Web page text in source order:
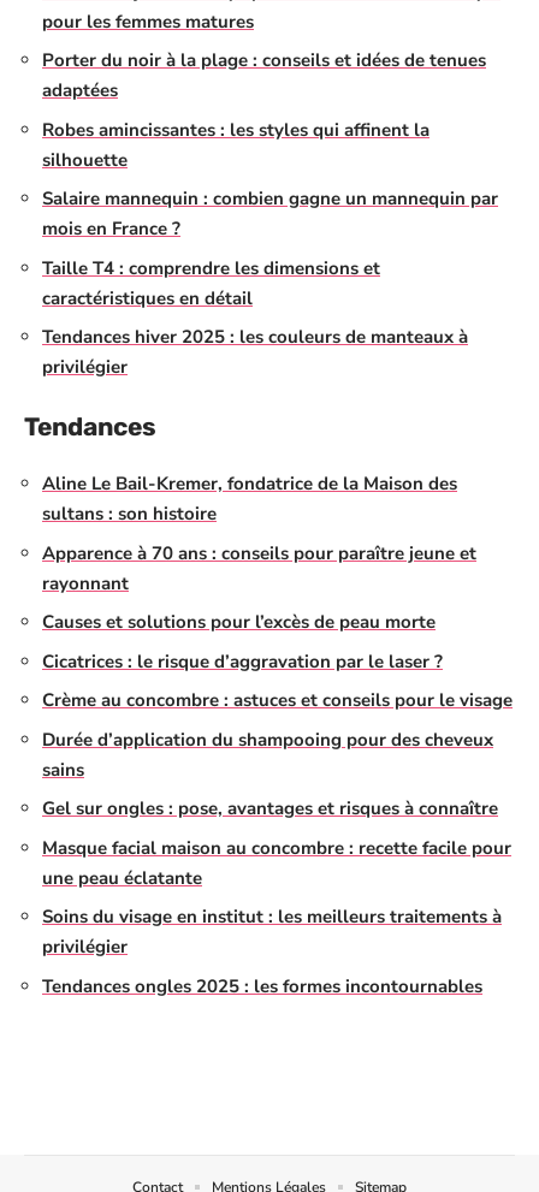
pour les femmes matures
Porter du noir à la plage : conseils et idées de tenues
adaptées
Robes amincissantes : les styles qui affinent la
silhouette
Salaire mannequin : combien gagne un mannequin par
mois en France ?
Taille T4 : comprendre les dimensions et
caractéristiques en détail
Tendances hiver 2025 : les couleurs de manteaux à
privilégier
Tendances
Aline Le Bail-Kremer, fondatrice de la Maison des
sultans : son histoire
Apparence à 70 ans : conseils pour paraître jeune et
rayonnant
Causes et solutions pour l’excès de peau morte
Cicatrices : le risque d’aggravation par le laser ?
Crème au concombre : astuces et conseils pour le visage
Durée d’application du shampooing pour des cheveux
sains
Gel sur ongles : pose, avantages et risques à connaître
Masque facial maison au concombre : recette facile pour
une peau éclatante
Soins du visage en institut : les meilleurs traitements à
privilégier
Tendances ongles 2025 : les formes incontournables
Contact Mentions Légales Sitemap